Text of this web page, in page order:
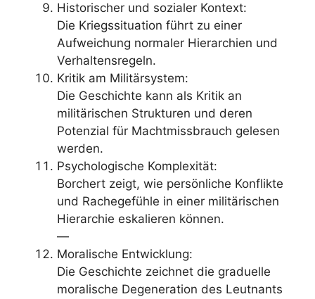
Historischer und sozialer Kontext:
Die Kriegssituation führt zu einer
Aufweichung normaler Hierarchien und
Verhaltensregeln.
Kritik am Militärsystem:
Die Geschichte kann als Kritik an
militärischen Strukturen und deren
Potenzial für Machtmissbrauch gelesen
werden.
Psychologische Komplexität:
Borchert zeigt, wie persönliche Konflikte
und Rachegefühle in einer militärischen
Hierarchie eskalieren können.
—
Moralische Entwicklung:
Die Geschichte zeichnet die graduelle
moralische Degeneration des Leutnants